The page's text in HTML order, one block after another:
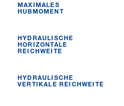
MAXIMALES
HUBMOMENT
HYDRAULISCHE
HORIZONTALE
REICHWEITE
HYDRAULISCHE
VERTIKALE REICHWEITE